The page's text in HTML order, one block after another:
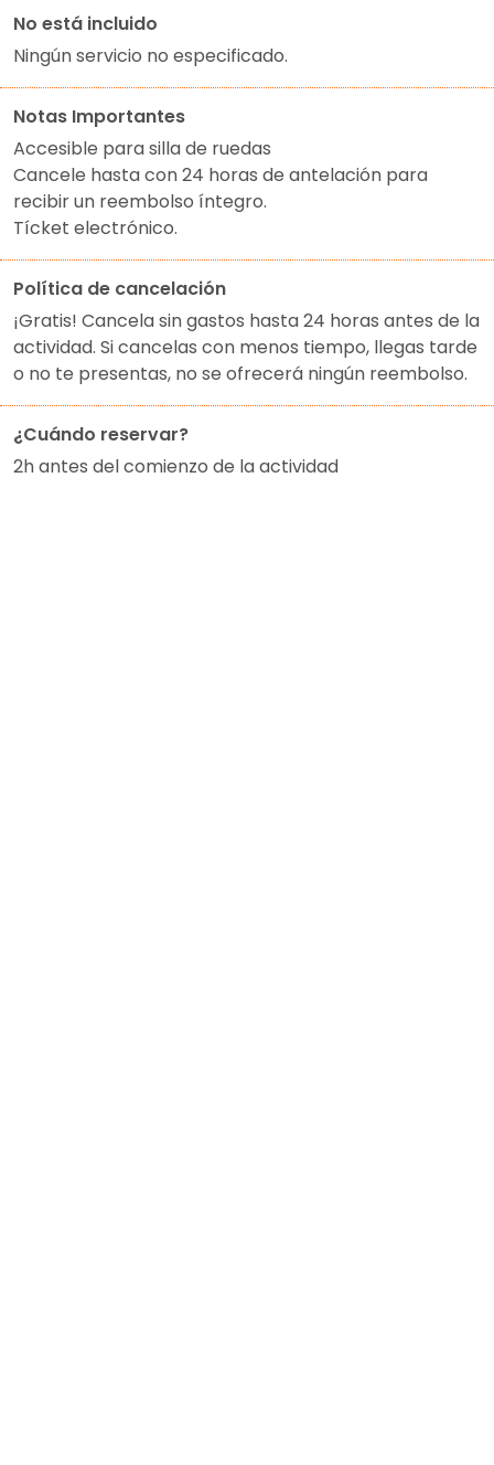
No está incluido
Ningún servicio no especificado.
Notas Importantes
Accesible para silla de ruedas
Cancele hasta con 24 horas de antelación para
recibir un reembolso íntegro.
Tícket electrónico.
Política de cancelación
¡Gratis! Cancela sin gastos hasta 24 horas antes de la
actividad. Si cancelas con menos tiempo, llegas tarde
o no te presentas, no se ofrecerá ningún reembolso.
¿Cuándo reservar?
2h antes del comienzo de la actividad